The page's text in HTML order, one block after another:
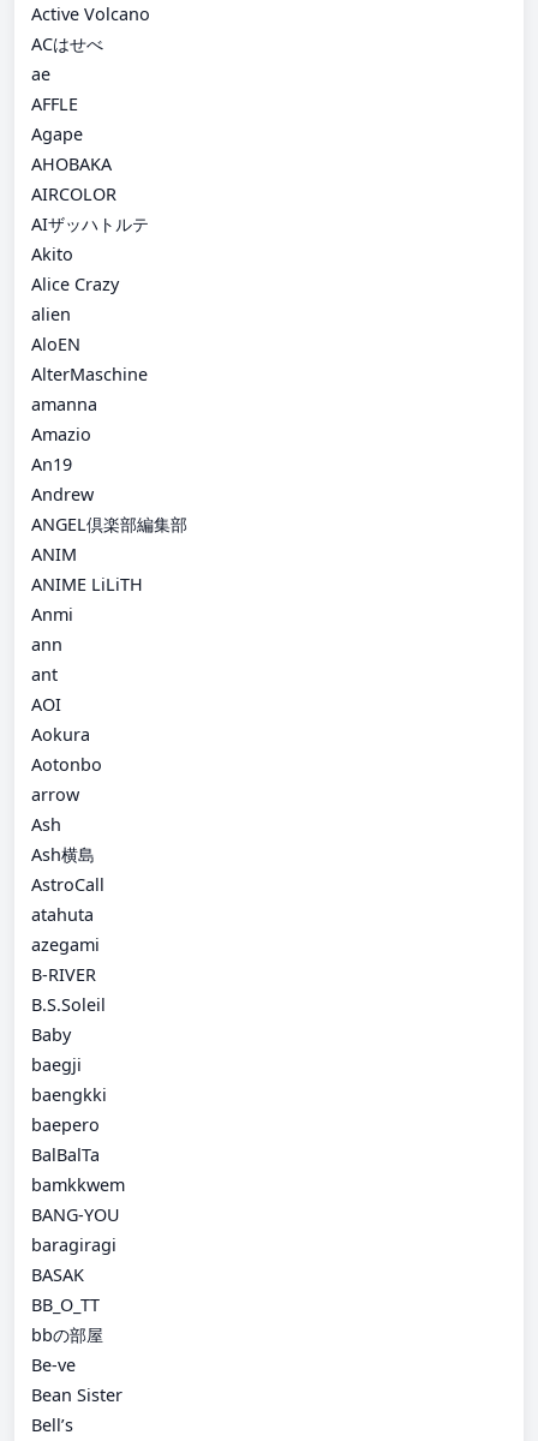
Active Volcano
ACはせべ
ae
AFFLE
Agape
AHOBAKA
AIRCOLOR
AIザッハトルテ
Akito
Alice Crazy
alien
AloEN
AlterMaschine
amanna
Amazio
An19
Andrew
ANGEL倶楽部編集部
ANIM
ANIME LiLiTH
Anmi
ann
ant
AOI
Aokura
Aotonbo
arrow
Ash
Ash横島
AstroCall
atahuta
azegami
B-RIVER
B.S.Soleil
Baby
baegji
baengkki
baepero
BalBalTa
bamkkwem
BANG-YOU
baragiragi
BASAK
BB_O_TT
bbの部屋
Be-ve
Bean Sister
Bell’s